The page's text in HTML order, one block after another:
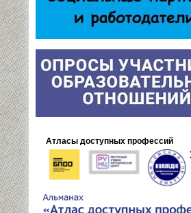
Атласы доступных профессий